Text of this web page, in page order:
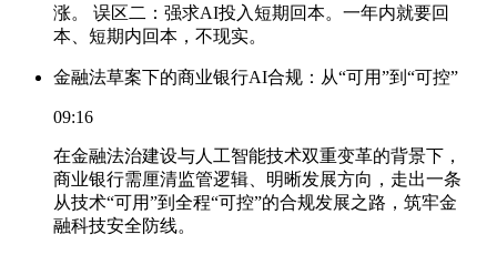
涨。 误区二：强求AI投入短期回本。一年内就要回
本、短期内回本，不现实。
金融法草案下的商业银行AI合规：从“可用”到“可控”
09:16
在金融法治建设与人工智能技术双重变革的背景下，
商业银行需厘清监管逻辑、明晰发展方向，走出一条
从技术“可用”到全程“可控”的合规发展之路，筑牢金
融科技安全防线。